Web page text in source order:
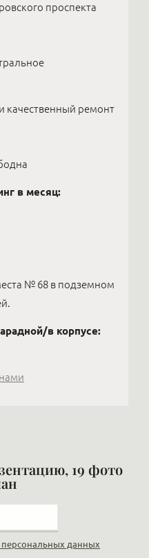
проспекта
качественный ремонт
в месяц:
№ 68 в подземном
в корпусе:
19 фото
персональных данных